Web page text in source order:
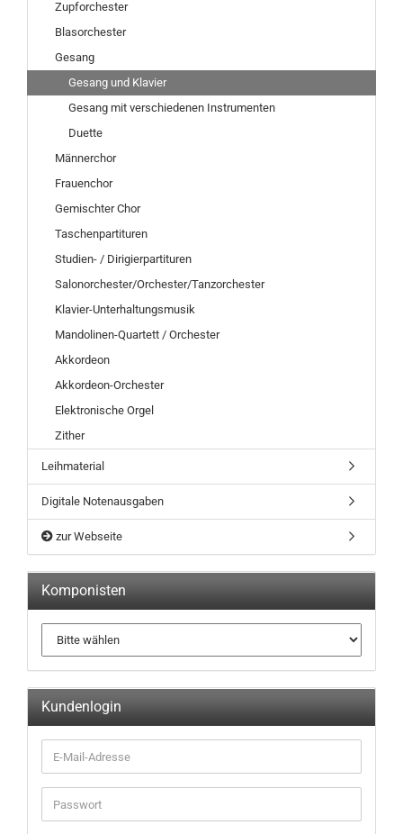
Zupforchester
Blasorchester
Gesang
Gesang und Klavier
Gesang mit verschiedenen Instrumenten
Duette
Männerchor
Frauenchor
Gemischter Chor
Taschenpartituren
Studien- / Dirigierpartituren
Salonorchester/Orchester/Tanzorchester
Klavier-Unterhaltungsmusik
Mandolinen-Quartett / Orchester
Akkordeon
Akkordeon-Orchester
Elektronische Orgel
Zither
Leihmaterial
Digitale Notenausgaben
zur Webseite
Komponisten
Kundenlogin